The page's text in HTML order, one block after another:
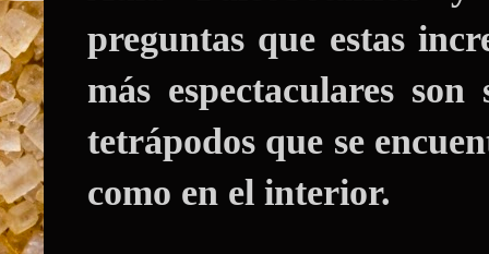
preguntas que estas
más espectaculares
tetrápodos que se
como en el interior.